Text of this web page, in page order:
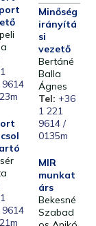
Minőség
irányítá
si
vezető
Bertáné
Balla
Ágnes
Tel: +36
1 221
9614 /
0135m
MIR
munkat
árs
Bekesné
Szabad